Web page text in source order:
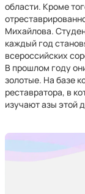
области. Кроме
Михайлова.
каждый год
всероссийских
В прошлом году
золотые. На базе
реставратора, в
изучают азы этой